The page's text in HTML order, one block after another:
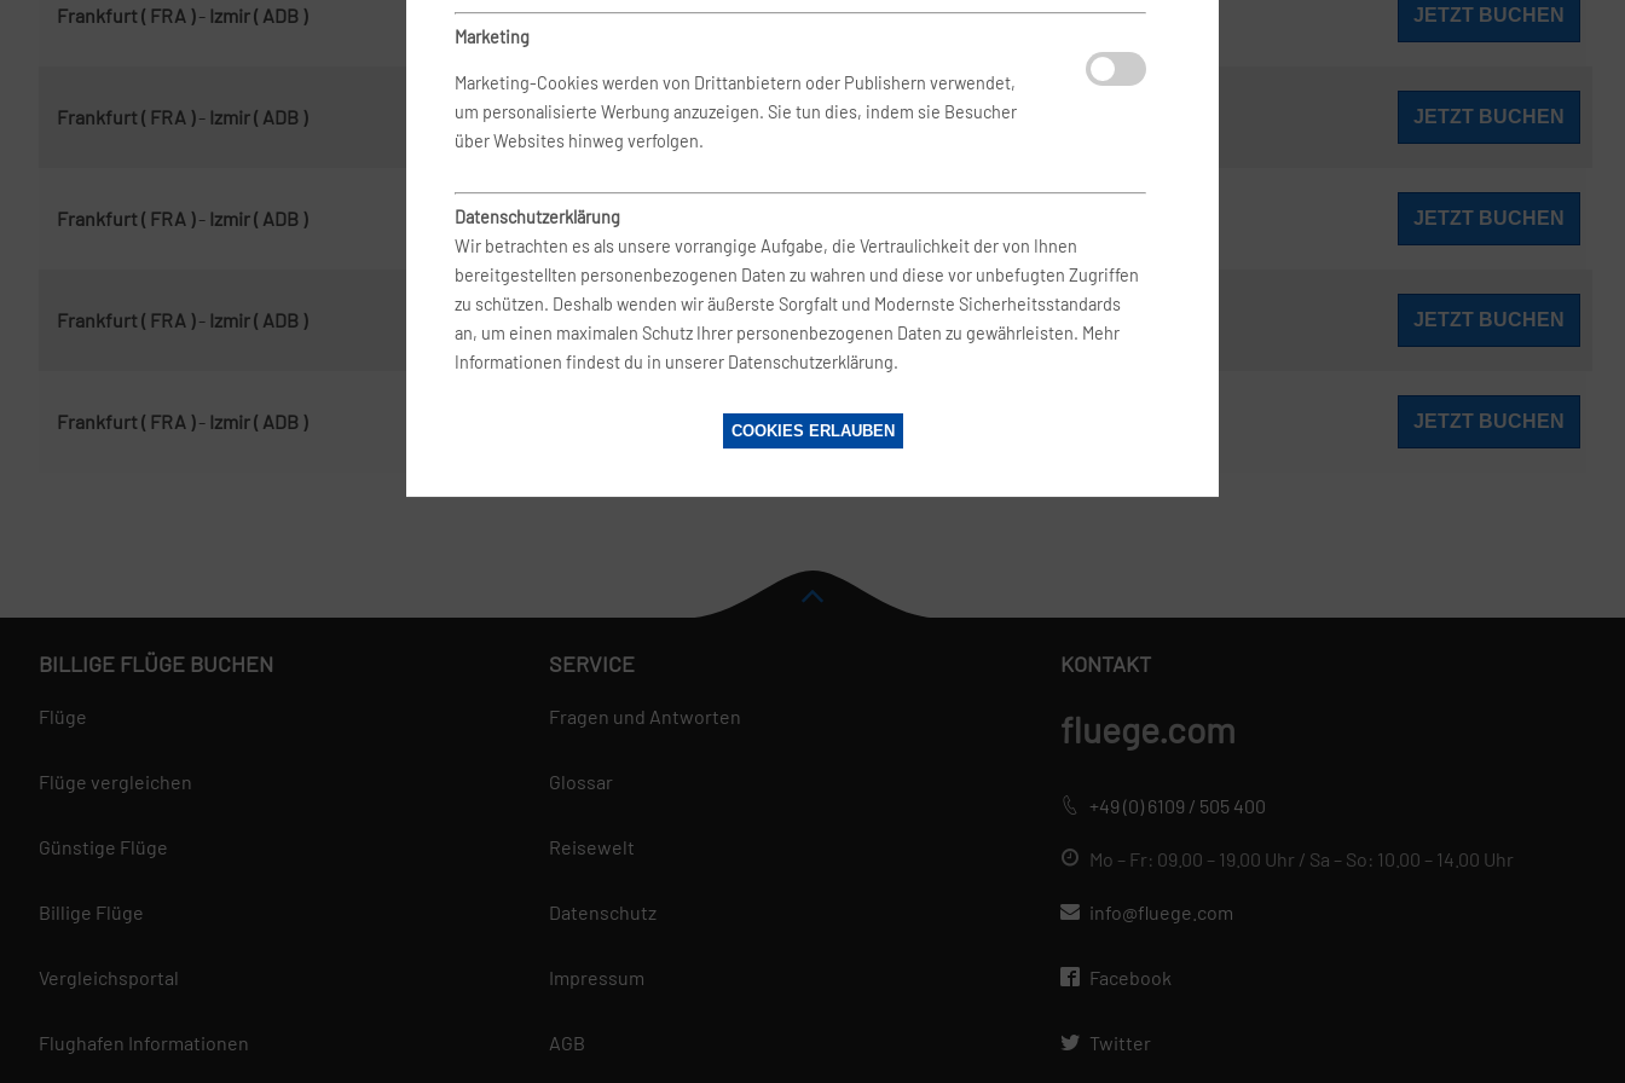
Frankfurt ( FRA )- Izmir ( ADB ) 12. Feb. 2027-28. Feb. 2027 AirTuerk ab JETZT BUCHEN
Frankfurt ( FRA )- Izmir ( ADB ) 21. Sep. 2026-28. Sep. 2026 AirTuerk JETZT BUCHEN
Frankfurt ( FRA )- Izmir ( ADB ) 21. Sep. 2026 JETZT BUCHEN
Frankfurt ( FRA )- Izmir ( ADB ) JETZT BUCHEN
Frankfurt ( FRA )- Izmir ( ADB ) 2. Okt. 2026 JETZT BUCHEN
Marketing
Marketing-Cookies werden von Drittanbietern oder Publishern verwendet,
um personalisierte Werbung anzuzeigen. Sie tun dies, indem sie Besucher
über Websites hinweg verfolgen.
Datenschutzerklärung
Wir betrachten es als unsere vorrangige Aufgabe, die Vertraulichkeit der von Ihnen
bereitgestellten personenbezogenen Daten zu wahren und diese vor unbefugten Zugriffen
zu schützen. Deshalb wenden wir äußerste Sorgfalt und Modernste Sicherheitsstandards
an, um einen maximalen Schutz Ihrer personenbezogenen Daten zu gewährleisten. Mehr
Informationen findest du in unserer Datenschutzerklärung.
COOKIES ERLAUBEN
BILLIGE FLÜGE BUCHEN
Flüge
Flüge vergleichen
Günstige Flüge
Billige Flüge
Vergleichsportal
Flughafen Informationen
SERVICE
Fragen und Antworten
Glossar
Reisewelt
Datenschutz
Impressum
AGB
KONTAKT
fluege.com
+49 (0) 6109 / 505 400
Mo – Fr: 09.00 – 19.00 Uhr / Sa – So: 10.00 – 14.00 Uhr
info@fluege.com
Facebook
Twitter